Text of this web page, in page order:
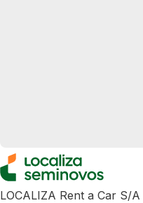
LOCALIZA Rent a Car S/A